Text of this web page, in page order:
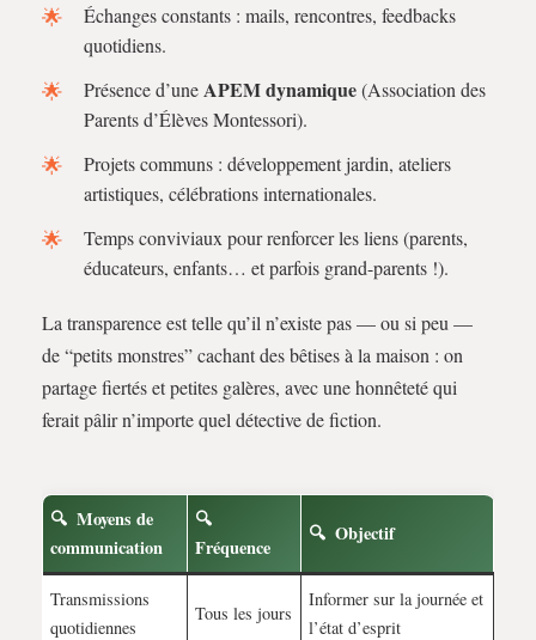
Échanges constants : mails, rencontres, feedbacks
quotidiens.
Présence d’uneAPEM dynamique(Association des
Parents d’Élèves Montessori).
Projets communs : développement jardin, ateliers
artistiques, célébrations internationales.
Temps conviviaux pour renforcer les liens (parents,
éducateurs, enfants… et parfois grand-parents !).
La transparence est telle qu’il n’existe pas — ou si peu —
de “petits monstres” cachant des bêtises à la maison : on
partage fiertés et petites galères, avec une honnêteté qui
ferait pâlir n’importe quel détective de fiction.
Moyens de
communication
Fréquence
Objectif
Transmissions
quotidiennes
Tous les jours
Informer sur la journée et
l’état d’esprit